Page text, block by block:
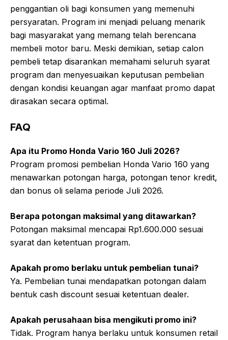
penggantian oli bagi konsumen yang memenuhi
persyaratan. Program ini menjadi peluang menarik
bagi masyarakat yang memang telah berencana
membeli motor baru. Meski demikian, setiap calon
pembeli tetap disarankan memahami seluruh syarat
program dan menyesuaikan keputusan pembelian
dengan kondisi keuangan agar manfaat promo dapat
dirasakan secara optimal.
FAQ
Apa itu Promo Honda Vario 160 Juli 2026?
Program promosi pembelian Honda Vario 160 yang
menawarkan potongan harga, potongan tenor kredit,
dan bonus oli selama periode Juli 2026.
Berapa potongan maksimal yang ditawarkan?
Potongan maksimal mencapai Rp1.600.000 sesuai
syarat dan ketentuan program.
Apakah promo berlaku untuk pembelian tunai?
Ya. Pembelian tunai mendapatkan potongan dalam
bentuk cash discount sesuai ketentuan dealer.
Apakah perusahaan bisa mengikuti promo ini?
Tidak. Program hanya berlaku untuk konsumen retail